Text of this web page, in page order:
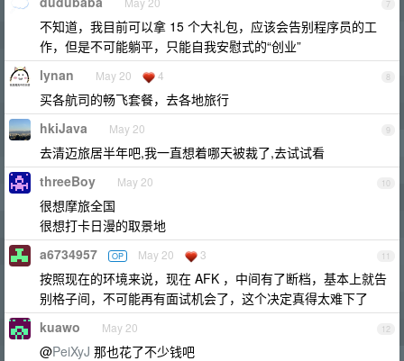
7
不知道，我目前可以拿 15 个大礼包，应该会告别程序员的工
作，但是不可能躺平，只能自我安慰式的“创业”
8
lynan May 20 4
买各航司的畅飞套餐，去各地旅行
9
hkiJava May 20
去清迈旅居半年吧,我一直想着哪天被裁了,去试试看
10
threeBoy May 20
很想摩旅全国
很想打卡日漫的取景地
11
a6734957 OP May 20 3
按照现在的环境来说，现在 AFK ，中间有了断档，基本上就告
别格子间，不可能再有面试机会了，这个决定真得太难下了
12
kuawo May 20
@PeiXyJ 那也花了不少钱吧